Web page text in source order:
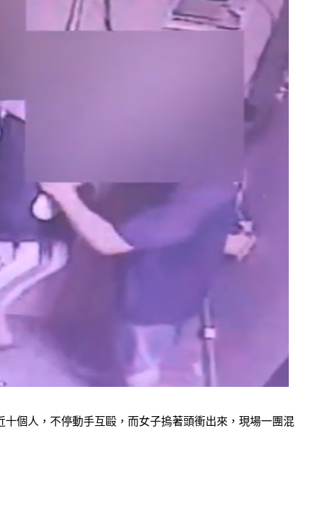
個人，不停動手互毆，而女子摀著頭衝出來，現場一團混